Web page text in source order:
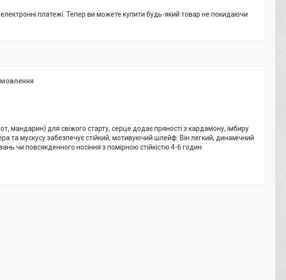
електронні платежі. Тепер ви можете купити будь-який товар не покидаючи
мандарин) для свіжого старту, серце додає пряності з кардамону, імбиру
та мускусу забезпечує стійкий, мотивуючий шлейф. Він легкий, динамічний
чи повсякденного носіння з помірною стійкістю 4-6 годин